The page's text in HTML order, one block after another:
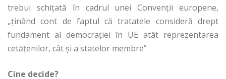
trebui schițată în cadrul unei Convenții europene,
„ținând cont de faptul că tratatele consideră drept
fundament al democrației în UE atât reprezentarea
cetățenilor, cât și a statelor membre”
Cine decide?